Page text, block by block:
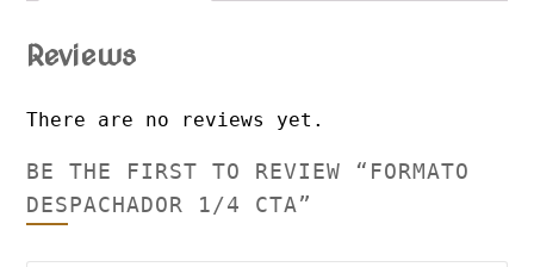
Reviews
There are no reviews yet.
BE THE FIRST TO REVIEW “FORMATO
DESPACHADOR 1/4 CTA”